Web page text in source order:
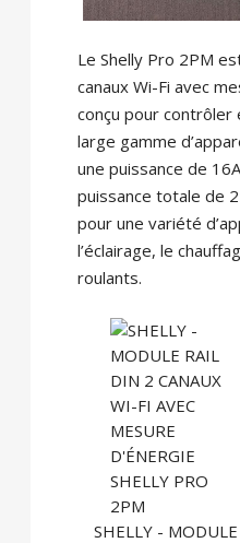
Le Shelly Pro 2PM
canaux Wi-Fi avec
conçu pour
large gamme
une puissance de
puissance totale de
pour une variété
l’éclairage, le
roulants.
SHELLY -